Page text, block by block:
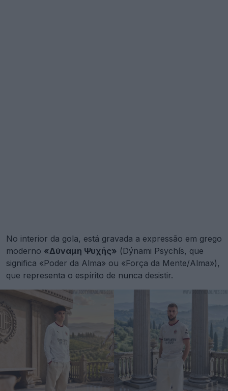
No interior da gola, está gravada a expressão em grego
moderno «Δύναμη Ψυχής» (Dýnami Psychís, que
significa «Poder da Alma» ou «Força da Mente/Alma»),
que representa o espírito de nunca desistir.